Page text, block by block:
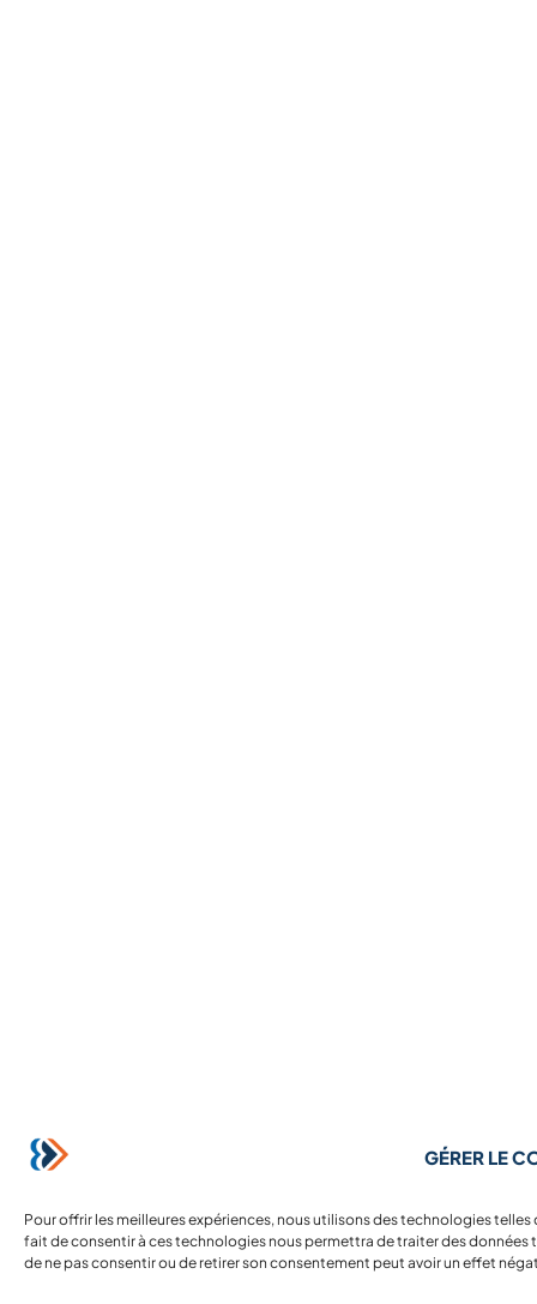
GÉRER LE
Pour offrir les meilleures expériences, nous utilisons des technologies
fait de consentir à ces technologies nous permettra de traiter des
de ne pas consentir ou de retirer son consentement peut avoir un effet